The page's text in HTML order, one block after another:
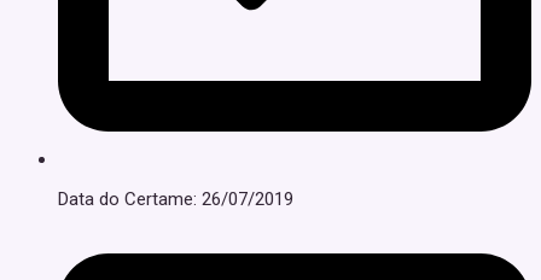
Data do Certame: 26/07/2019